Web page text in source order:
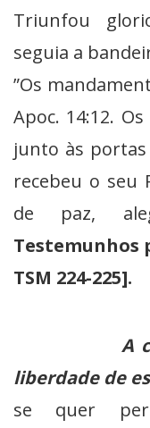
Triunfou
seguia a
”Os
Apoc. 14:12.
junto às portas
recebeu o seu
de paz,
Testemunhos
TSM 224-225].
A
liberdade de
se quer